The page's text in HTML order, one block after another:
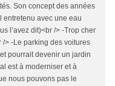
Son concept des années
entretenu avec une eau
l’avez dit)<br /> -Trop cher
> -Le parking des voitures
pourrait devenir un jardin
est à moderniser et à
nous pouvons pas le